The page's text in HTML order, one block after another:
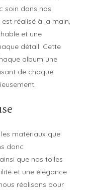
soin dans nos
réalisé à la main,
et une
détail. Cette
album une
de chaque
matériaux que
donc
que nos toiles
et une élégance
réalisons pour